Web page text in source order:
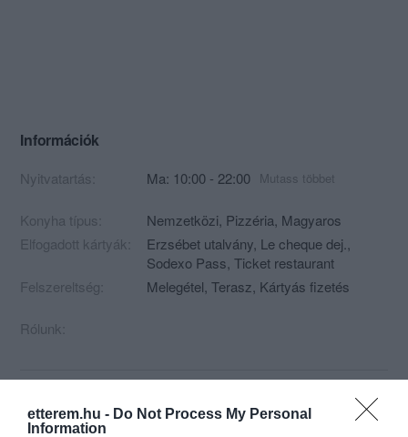
etterem.hu - Do Not Process My Personal
Information
Információk
Nyitvatartás: Ma: 10:00 - 22:00 Mutass többet
Konyha típus: Nemzetközi, Pizzéria, Magyaros
Elfogadott kártyák:
Erzsébet utalvány, Le cheque dej.,
Sodexo Pass, Ticket restaurant
Felszereltség:
Melegétel, Terasz, Kártyás fizetés
Rólunk:
Kapcsolat